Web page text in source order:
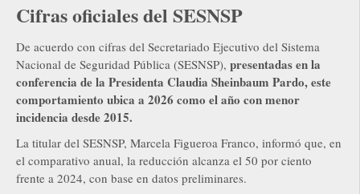
Cifras oficiales del SESNSP
De acuerdo con cifras del Secretariado Ejecutivo del Sistema
Nacional de Seguridad Pública (SESNSP), presentadas en la
conferencia de la Presidenta Claudia Sheinbaum Pardo, este
comportamiento ubica a 2026 como el año con menor
incidencia desde 2015.
La titular del SESNSP, Marcela Figueroa Franco, informó que, en
el comparativo anual, la reducción alcanza el 50 por ciento
frente a 2024, con base en datos preliminares.